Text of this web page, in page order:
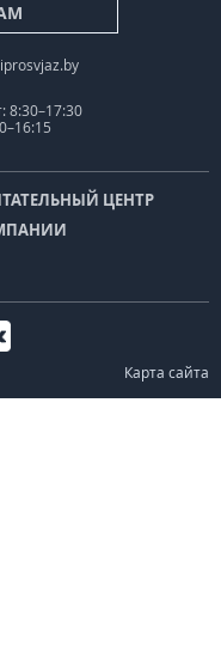
8:30–17:30
ЦЕНТР
Карта сайта